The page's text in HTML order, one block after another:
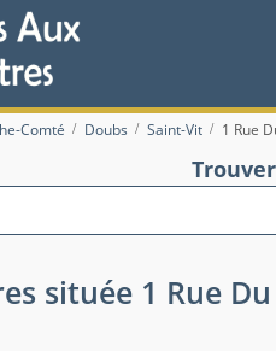
Comté Doubs Saint-Vit 1 Rue
située 1 Rue